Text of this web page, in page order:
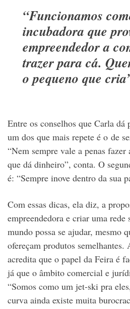
“Funcionamos
incubadora que
empreendedor a
trazer para cá.
o pequeno que
Entre os conselhos que Carla dá
um dos que mais repete é o de
“Nem sempre vale a penas
que dá dinheiro”, conta. O
é: “Sempre inove dentro da sua
Com essas dicas, ela diz, a
empreendedora e criar uma rede
mundo possa se ajudar, mesmo
ofereçam produtos semelhantes.
acredita que o papel da Feira é
já que o âmbito comercial e
“Somos como um jet-ski pra
curva ainda existe muita